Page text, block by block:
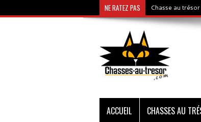
NE RATEZ PAS Chasse au
ACCUEIL CHASSES AU